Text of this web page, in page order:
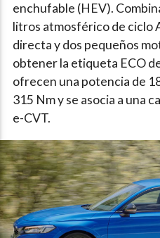
enchufable (HEV).
litros atmosférico de ciclo
directa y dos pequeños
obtener la etiqueta ECO
ofrecen una potencia de
315 Nm y se asocia a una
e-CVT.